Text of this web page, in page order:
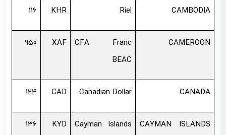
CAMBODIA
Riel
KHR
116
CAMEROON
CFA Franc
BEAC
XAF
950
CANADA
Canadian Dollar
CAD
124
CAYMAN ISLANDS
Cayman Islands
KYD
136